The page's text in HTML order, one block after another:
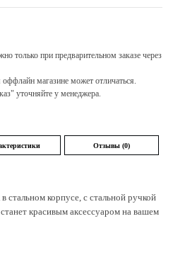
только при предварительном заказе через
магазине может отличаться.
уточняйте у менеджера.
Отзывы (0)
стальном корпусе, с стальной ручкой
красивым аксессуаром на вашем